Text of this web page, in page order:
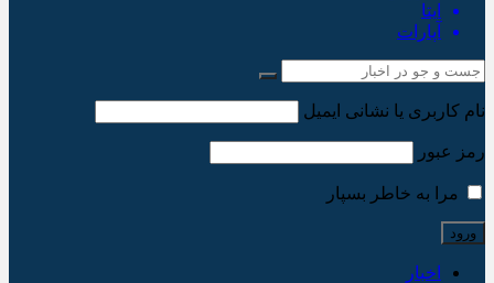
ایتا
آپارات
نام کاربری یا نشانی ایمیل
رمز عبور
مرا به خاطر بسپار
اخبار